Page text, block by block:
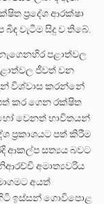
ප්‍රදේශ ආරක්ෂා
වැටීම සිදු ව තිබේ.
පළාත්වල
ජීවත් වන
විශ්වාස කරන්නේ
කර ගෙන රක්ෂිත
වෙනත් භාවිතයන්
ප්‍රකාශයට පත් කිරීම
ආකල්ප සත්‍යය බවට
අමාත්‍යවරිය
අයත්
ඉස්සන් ගොවිපොළ